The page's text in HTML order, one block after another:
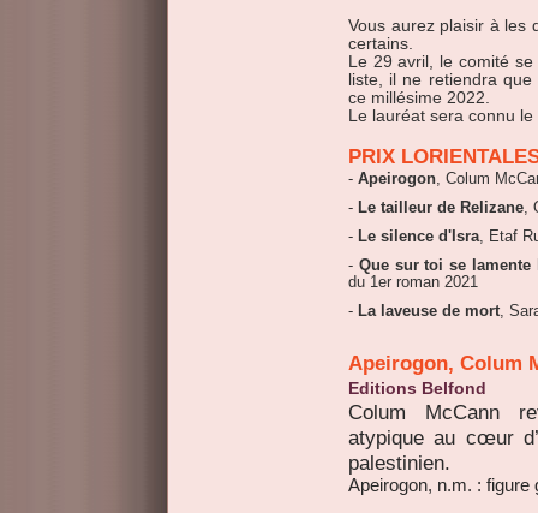
Vous aurez plaisir à les
certains.
Le 29 avril, le comité
liste, il ne retiendra
ce millésime 2022.
Le lauréat sera connu
PRIX
- Apeirogon, Colum
- Le tailleur de Relizane,
- Le silence d'Isra, Etaf
- Que sur toi se lamente
du 1er roman 2021
- La laveuse de mort,
Apeirogon, Colum
Editions Belfond
Colum McCann
atypique au cœur
palestinien.
Apeirogon, n.m. : figure